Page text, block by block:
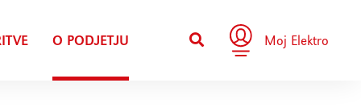
O PODJETJU Moj Elektro